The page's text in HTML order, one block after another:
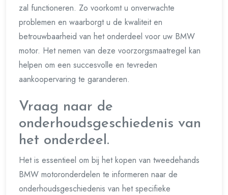
zal functioneren. Zo voorkomt u onverwachte
problemen en waarborgt u de kwaliteit en
betrouwbaarheid van het onderdeel voor uw BMW
motor. Het nemen van deze voorzorgsmaatregel kan
helpen om een succesvolle en tevreden
aankoopervaring te garanderen.
Vraag naar de
onderhoudsgeschiedenis van
het onderdeel.
Het is essentieel om bij het kopen van tweedehands
BMW motoronderdelen te informeren naar de
onderhoudsgeschiedenis van het specifieke